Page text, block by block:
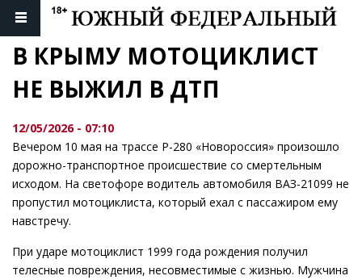
В КРЫМУ МОТОЦИКЛИСТ
НЕ ВЫЖИЛ В ДТП
12/05/2026 - 07:10
Вечером 10 мая на трассе Р-280 «Новороссия» произошло
дорожно-транспортное происшествие со смертельным
исходом. На светофоре водитель автомобиля ВАЗ‑21099 не
пропустил мотоциклиста, который ехал с пассажиром ему
навстречу.
При ударе мотоциклист 1999 года рождения получил
телесные повреждения, несовместимые с жизнью. Мужчина